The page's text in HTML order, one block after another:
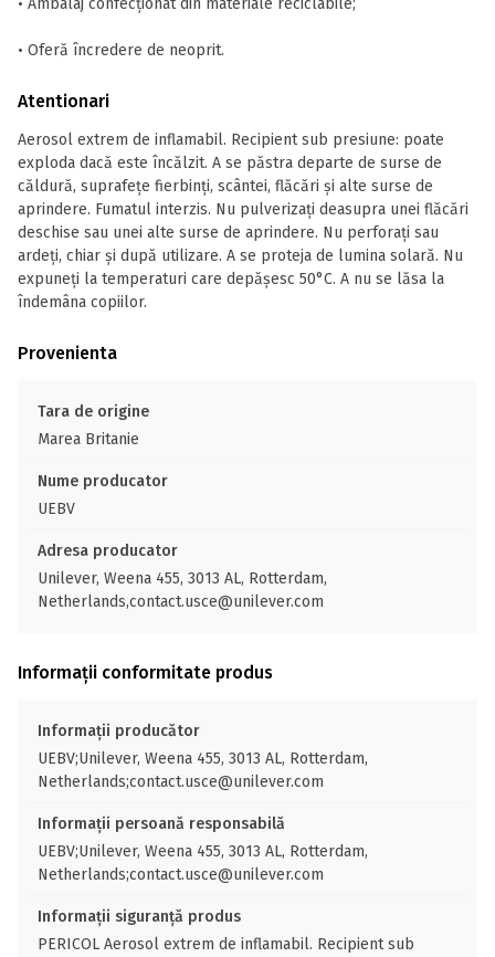
• Ambalaj confecționat din materiale reciclabile;
• Oferă încredere de neoprit.
Atentionari
Aerosol extrem de inflamabil. Recipient sub presiune: poate
exploda dacă este încălzit. A se păstra departe de surse de
căldură, suprafețe fierbinți, scântei, flăcări și alte surse de
aprindere. Fumatul interzis. Nu pulverizaţi deasupra unei flăcări
deschise sau unei alte surse de aprindere. Nu perforați sau
ardeți, chiar și după utilizare. A se proteja de lumina solară. Nu
expuneţi la temperaturi care depăşesc 50°C. A nu se lăsa la
îndemâna copiilor.
Provenienta
Tara de origine
Marea Britanie
Nume producator
UEBV
Adresa producator
Unilever, Weena 455, 3013 AL, Rotterdam,
Netherlands,contact.usce@unilever.com
Informații conformitate produs
Informații producător
UEBV;Unilever, Weena 455, 3013 AL, Rotterdam,
Netherlands;contact.usce@unilever.com
Informații persoană responsabilă
UEBV;Unilever, Weena 455, 3013 AL, Rotterdam,
Netherlands;contact.usce@unilever.com
Informații siguranță produs
PERICOL Aerosol extrem de inflamabil. Recipient sub